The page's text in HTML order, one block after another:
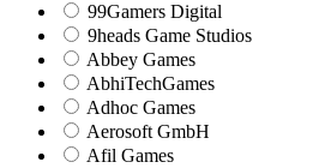
99Gamers Digital
9heads Game Studios
Abbey Games
AbhiTechGames
Adhoc Games
Aerosoft GmbH
Afil Games